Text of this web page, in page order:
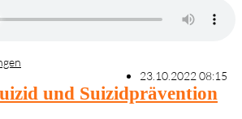
23.10.2022 08:15
und Suizidprävention